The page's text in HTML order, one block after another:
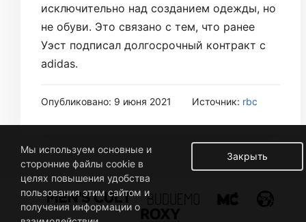
исключительно над созданием одежды, но
не обуви. Это связано с тем, что ранее
Уэст подписал долгосрочный контракт с
adidas.
Опубликовано: 9 июня 2021 Источник: rbc
Закрыть
Мы используем основные и
сторонние файлы cookie в
целях повышения удобства
пользования этим сайтом и
получения информации о